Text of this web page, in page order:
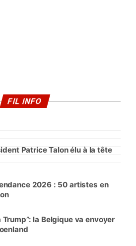
FIL INFO
Patrice Talon élu à la tête
2026 : 50 artistes en
la Belgique va envoyer